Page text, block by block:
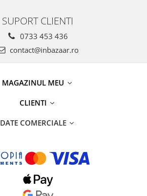
SUPORT CLIENTI
0733 453 436
contact@inbazaar.ro
MAGAZINUL MEU
CLIENTI
DATE COMERCIALE